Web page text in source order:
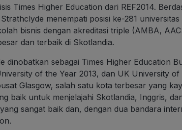
Times Higher Education dari REF2014.
menempati posisi ke-281
bisnis dengan akreditasi triple (AMBA,
dan terbaik di Skotlandia.
dinobatkan sebagai Times Higher Education
of the Year 2013, dan UK University
Glasgow, salah satu kota terbesar yang
baik untuk menjelajahi Skotlandia, Inggris,
sangat baik dan, dengan dua bandara